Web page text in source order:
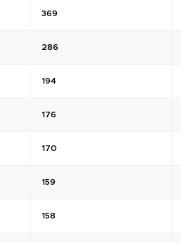
369
286
194
176
170
159
158